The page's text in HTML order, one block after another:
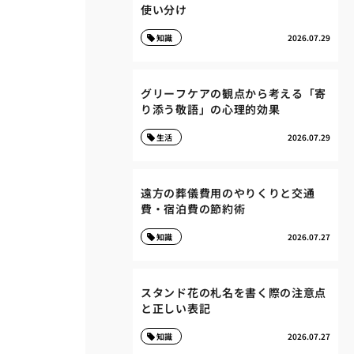
使い分け
2026.07.29
知識
グリーフケアの観点から考える「寄
り添う敬語」の心理的効果
2026.07.29
生活
遠方の葬儀費用のやりくりと交通
費・宿泊費の節約術
2026.07.27
知識
スタンド花の札名を書く際の注意点
と正しい表記
2026.07.27
知識